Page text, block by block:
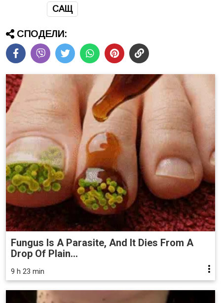
САЩ
СПОДЕЛИ:
Fungus Is A Parasite, And It Dies From A
Drop Of Plain...
9 h 23 min